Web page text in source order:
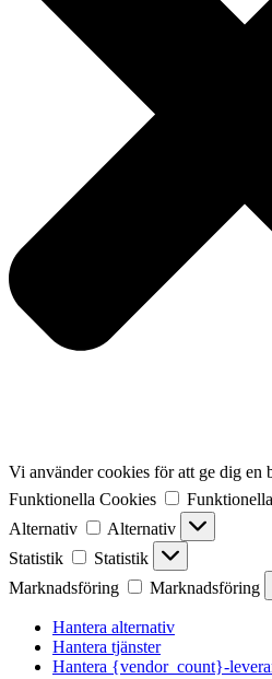
Vi använder cookies för att ge dig en
Funktionella Cookies
Alternativ
Alternativ
Statistik
Statistik
Marknadsföring
Marknadsföring
Hantera alternativ
Hantera tjänster
Hantera {vendor_count}-